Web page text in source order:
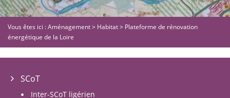
Vous êtes ici :Aménagement> Habitat> Plateforme de rénovation
énergétique de la Loire
SCoT
Inter-SCoT ligérien